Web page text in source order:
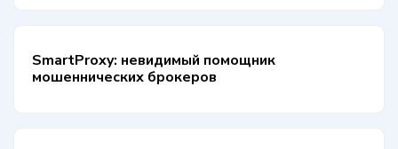
SmartProxy: невидимый помощник
мошеннических брокеров